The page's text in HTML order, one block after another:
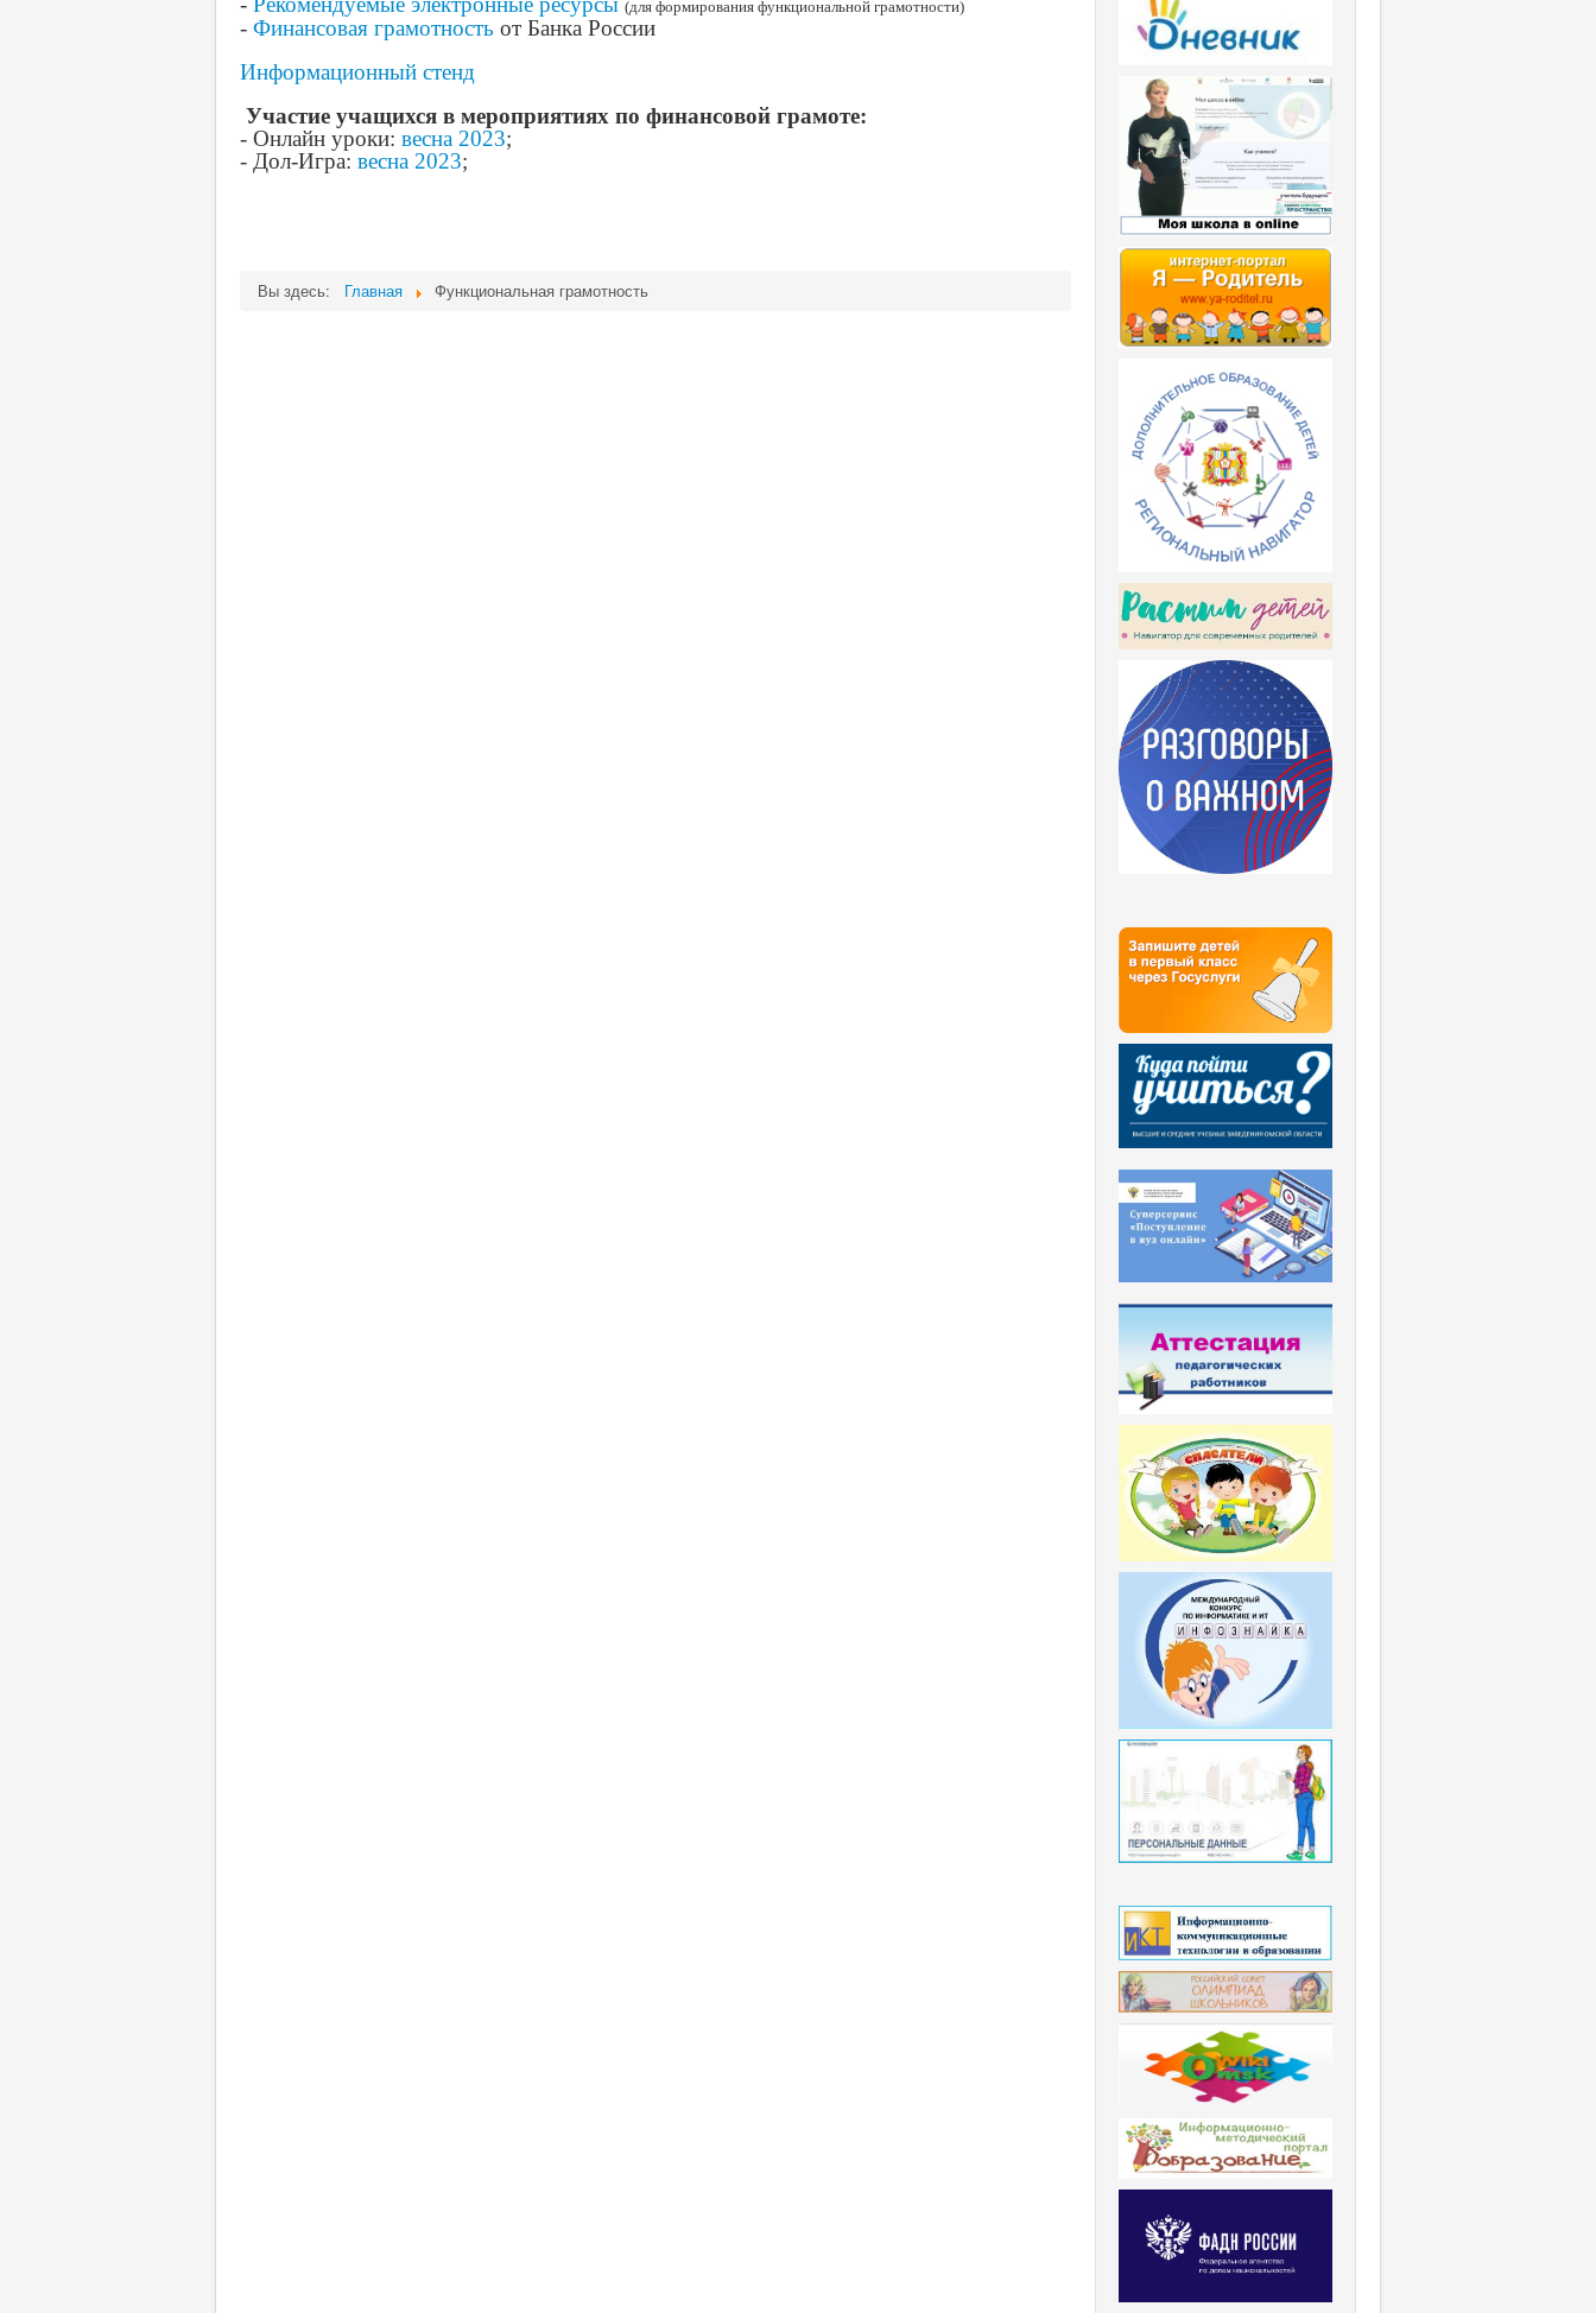
(для формирования функциональной грамотности)
- Финансовая грамотность от Банка России
Информационный стенд
Участие учащихся в мероприятиях по финансовой грамоте:
- Онлайн уроки: весна 2023;
- Дол-Игра: весна 2023;
Вы здесь: Главная Функциональная грамотность